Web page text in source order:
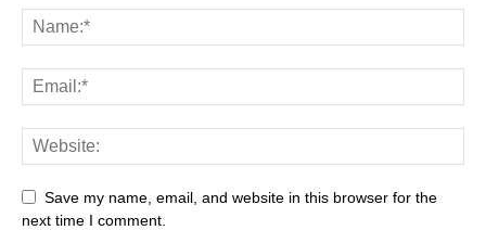
Save my name, email, and website in this browser for the
next time I comment.